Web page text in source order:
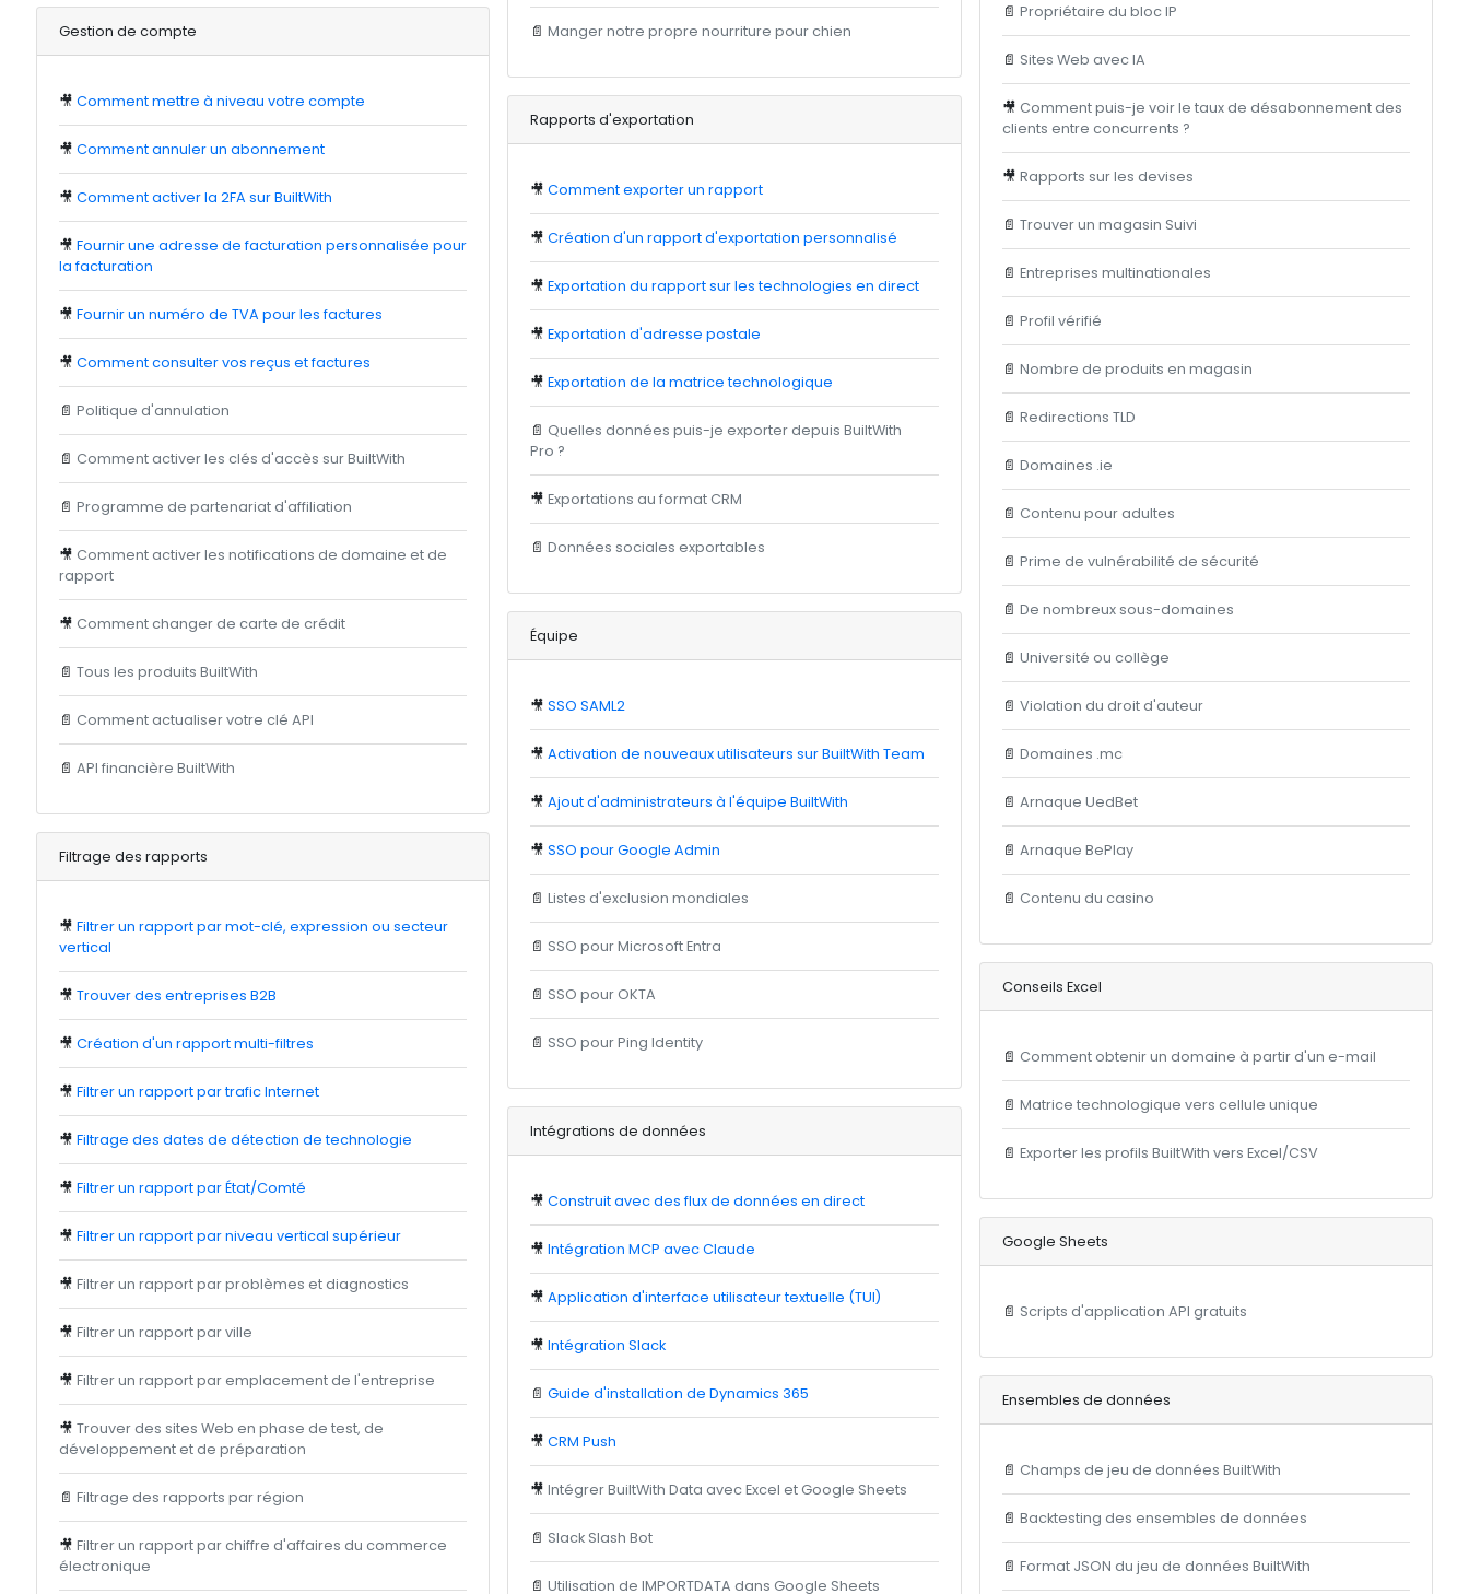
Gestion de compte
🎥 Comment mettre à niveau votre compte
🎥 Comment annuler un abonnement
🎥 Comment activer la 2FA sur BuiltWith
🎥 Fournir une adresse de facturation personnalisée pour
la facturation
🎥 Fournir un numéro de TVA pour les factures
🎥 Comment consulter vos reçus et factures
📄 Politique d'annulation
📄 Comment activer les clés d'accès sur BuiltWith
📄 Programme de partenariat d'affiliation
🎥 Comment activer les notifications de domaine et de
rapport
🎥 Comment changer de carte de crédit
📄 Tous les produits BuiltWith
📄 Comment actualiser votre clé API
📄 API financière BuiltWith
Filtrage des rapports
🎥 Filtrer un rapport par mot-clé, expression ou secteur
vertical
🎥 Trouver des entreprises B2B
🎥 Création d'un rapport multi-filtres
🎥 Filtrer un rapport par trafic Internet
🎥 Filtrage des dates de détection de technologie
🎥 Filtrer un rapport par État/Comté
🎥 Filtrer un rapport par niveau vertical supérieur
🎥 Filtrer un rapport par problèmes et diagnostics
🎥 Filtrer un rapport par ville
🎥 Filtrer un rapport par emplacement de l'entreprise
🎥 Trouver des sites Web en phase de test, de
développement et de préparation
📄 Filtrage des rapports par région
🎥 Filtrer un rapport par chiffre d'affaires du commerce
électronique
📄Manger notre propre nourriture pour chien
Rapports d'exportation
🎥Comment exporter un rapport
🎥Création d'un rapport d'exportation personnalisé
🎥Exportation du rapport sur les technologies en direct
🎥Exportation d'adresse postale
🎥Exportation de la matrice technologique
📄 Quelles données puis-je exporter depuis BuiltWith
Pro ?
🎥Exportations au format CRM
📄Données sociales exportables
Équipe
🎥SSO SAML2
🎥Activation de nouveaux utilisateurs sur BuiltWith Team
🎥Ajout d'administrateurs à l'équipe BuiltWith
🎥SSO pour Google Admin
📄Listes d'exclusion mondiales
📄 SSO pour Microsoft Entra
📄 SSO pour OKTA
📄 SSO pour Ping Identity
Intégrations de données
🎥Construit avec des flux de données en direct
🎥Intégration MCP avec Claude
🎥Application d'interface utilisateur textuelle (TUI)
🎥Intégration Slack
📄Guide d'installation de Dynamics 365
🎥CRM Push
🎥Intégrer BuiltWith Data avec Excel et Google Sheets
📄 Slack Slash Bot
📄Utilisation de IMPORTDATA dans Google Sheets
📄 Propriétaire du bloc IP
📄 Sites Web avec IA
🎥 Comment puis-je voir le taux de désabonnement des
clients entre concurrents ?
🎥 Rapports sur les devises
📄 Trouver un magasin Suivi
📄 Entreprises multinationales
📄 Profil vérifié
📄 Nombre de produits en magasin
📄 Redirections TLD
📄 Domaines .ie
📄 Contenu pour adultes
📄 Prime de vulnérabilité de sécurité
📄 De nombreux sous-domaines
📄 Université ou collège
📄 Violation du droit d'auteur
📄 Domaines .mc
📄 Arnaque UedBet
📄 Arnaque BePlay
📄 Contenu du casino
Conseils Excel
📄 Comment obtenir un domaine à partir d'un e-mail
📄 Matrice technologique vers cellule unique
📄 Exporter les profils BuiltWith vers Excel/CSV
Google Sheets
📄 Scripts d'application API gratuits
Ensembles de données
📄 Champs de jeu de données BuiltWith
📄 Backtesting des ensembles de données
📄 Format JSON du jeu de données BuiltWith